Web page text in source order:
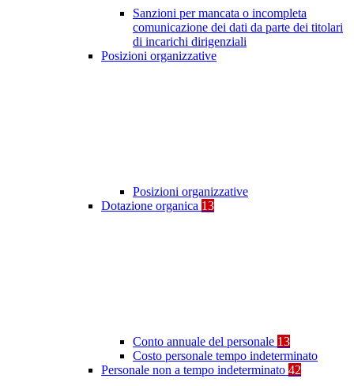
Sanzioni per mancata o incompleta
comunicazione dei dati da parte dei titolari
di incarichi dirigenziali
Posizioni organizzative
Posizioni organizzative
Dotazione organica 13
Conto annuale del personale 13
Costo personale tempo indeterminato
Personale non a tempo indeterminato 42